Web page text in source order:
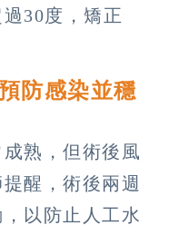
30度，矯正
防感染並穩
成熟，但術後風
醒，術後兩週
以防止人工水